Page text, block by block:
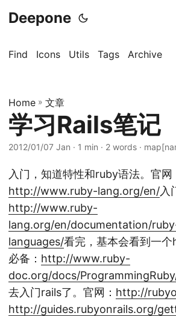
Deepone
Find Icons Utils Tags Archive
Home » 文章
学习Rails笔记
2012/01/07 Jan · 1 min · 2 words ·
入门，知道特性和ruby语法。官网
http://www.ruby-lang.org/en/入
http://www.ruby-
lang.org/en/documentation/
languages/看完，基本会看到一
必备： http://www.ruby-
doc.org/docs/
去入门rails了。官网： http://
http://guides.rubyonrails.org/